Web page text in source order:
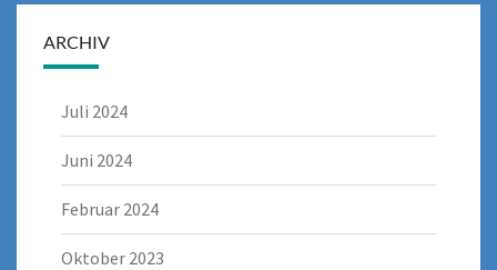
ARCHIV
Juli 2024
Juni 2024
Februar 2024
Oktober 2023